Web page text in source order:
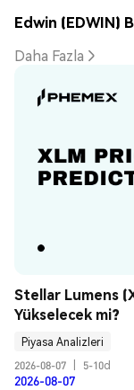
Edwin (EDWIN)
Daha Fazla
Stellar Lumens
Yükselecek mi?
Piyasa Analizleri
2026-08-07
5-10d
2026-08-07